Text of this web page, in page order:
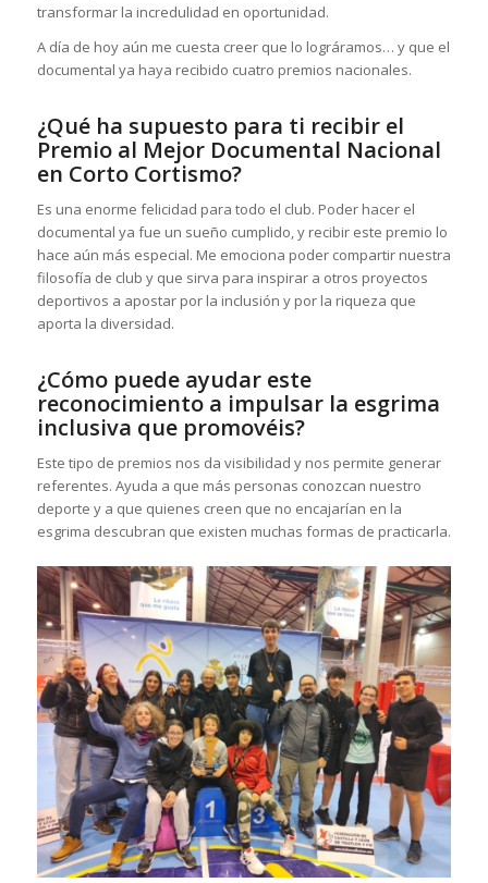
transformar la incredulidad en oportunidad.
A día de hoy aún me cuesta creer que lo lográramos… y que el
documental ya haya recibido cuatro premios nacionales.
¿Qué ha supuesto para ti recibir el
Premio al Mejor Documental Nacional
en Corto Cortismo?
Es una enorme felicidad para todo el club. Poder hacer el
documental ya fue un sueño cumplido, y recibir este premio lo
hace aún más especial. Me emociona poder compartir nuestra
filosofía de club y que sirva para inspirar a otros proyectos
deportivos a apostar por la inclusión y por la riqueza que
aporta la diversidad.
¿Cómo puede ayudar este
reconocimiento a impulsar la esgrima
inclusiva que promovéis?
Este tipo de premios nos da visibilidad y nos permite generar
referentes. Ayuda a que más personas conozcan nuestro
deporte y a que quienes creen que no encajarían en la
esgrima descubran que existen muchas formas de practicarla.